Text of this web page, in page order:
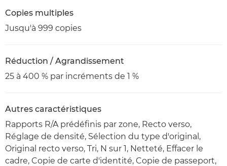
Copies multiples
Jusqu'à 999 copies
Réduction / Agrandissement
25 à 400 % par incréments de 1 %
Autres caractéristiques
Rapports R/A prédéfinis par zone, Recto verso,
Réglage de densité, Sélection du type d'original,
Original recto verso, Tri, N sur 1, Netteté, Effacer le
cadre, Copie de carte d'identité, Copie de passeport,